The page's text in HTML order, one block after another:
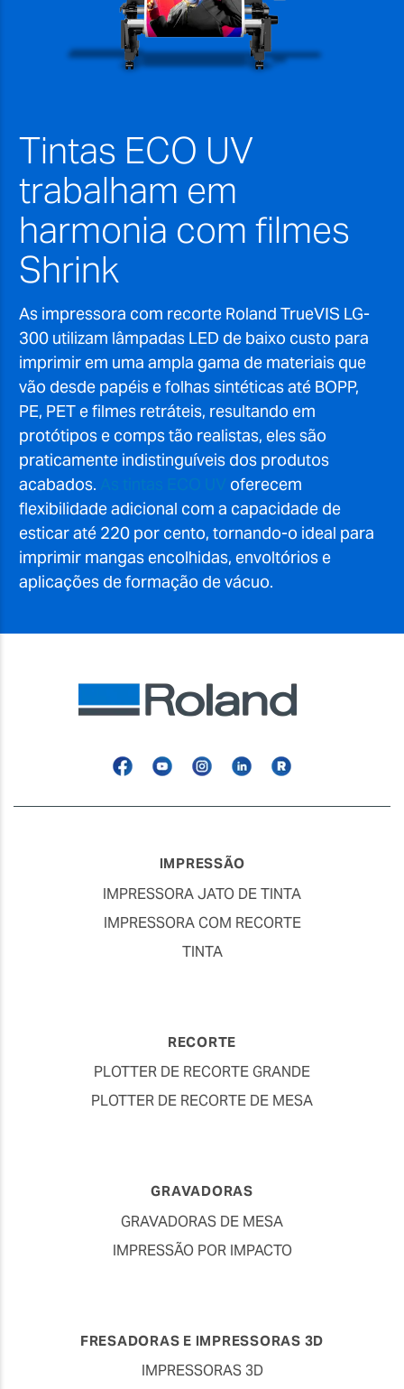
Tintas ECO UV
trabalham em
harmonia com filmes
Shrink
As impressora com recorte Roland TrueVIS LG-
300 utilizam lâmpadas LED de baixo custo para
imprimir em uma ampla gama de materiais que
vão desde papéis e folhas sintéticas até BOPP,
PE, PET e filmes retráteis, resultando em
protótipos e comps tão realistas, eles são
praticamente indistinguíveis dos produtos
acabados.
oferecem
flexibilidade adicional com a capacidade de
esticar até 220 por cento, tornando-o ideal para
imprimir mangas encolhidas, envoltórios e
aplicações de formação de vácuo.
FacebookYouTubeInstagramLinkedinRoland
IMPRESSÃO
IMPRESSORA JATO DE TINTA
IMPRESSORA COM RECORTE
TINTA
RECORTE
PLOTTER DE RECORTE GRANDE
PLOTTER DE RECORTE DE MESA
GRAVADORAS
GRAVADORAS DE MESA
IMPRESSÃO POR IMPACTO
FRESADORAS E IMPRESSORAS 3D
IMPRESSORAS 3D